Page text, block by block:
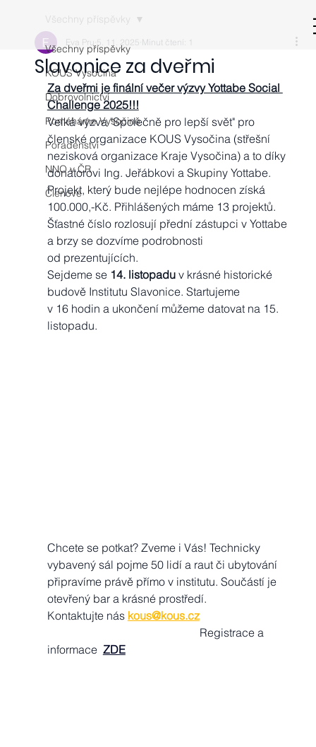
Všechny příspěvky
KOUS Vysočina
Dobrovolnictví
Pomáháme Vysočině
Poradenství
NNO v ČR
Členové
Všechny příspěvky
Slavonice za dveřmi
Eva Pru 5. 11. 2025 Minut čtení: 1
Za dveřmi je finální večer výzvy Yottabe Social
Challenge 2025!!!
Velká výzva "Společně pro lepší svět" pro
členské organizace KOUS Vysočina (střešní
nezisková organizace Kraje Vysočina) a to díky
donátorovi Ing. Jeřábkovi a Skupiny Yottabe.
Projekt, který bude nejlépe hodnocen získá
100.000,-Kč. Přihlášených máme 13 projektů.
Šťastné číslo rozlosují přední zástupci v Yottabe
a brzy se dozvíme podrobnosti
od prezentujících.
Sejdeme se 14. listopadu v krásné historické
budově Institutu Slavonice. Startujeme
v 16 hodin a ukončení můžeme datovat na 15.
listopadu.
Chcete se potkat? Zveme i Vás! Technicky
vybavený sál pojme 50 lidí a raut či ubytování
připravíme právě přímo v institutu. Součástí je
otevřený bar a krásné prostředí.
Kontaktujte nás kous@kous.cz
informace ZDE